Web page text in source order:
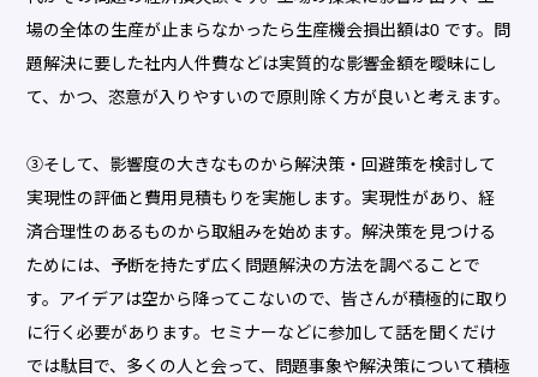
場の全体の生産が止まらなかったら生産機会損出額は0 です。問
題解決に要した社内人件費などは実質的な影響金額を曖昧にし
て、かつ、恣意が入りやすいので原則除く方が良いと考えます。
③そして、影響度の大きなものから解決策・回避策を検討して
実現性の評価と費用見積もりを実施します。実現性があり、経
済合理性のあるものから取組みを始めます。解決策を見つける
ためには、予断を持たず広く問題解決の方法を調べることで
す。アイデアは空から降ってこないので、皆さんが積極的に取り
に行く必要があります。セミナーなどに参加して話を聞くだけ
では駄目で、多くの人と会って、問題事象や解決策について積極